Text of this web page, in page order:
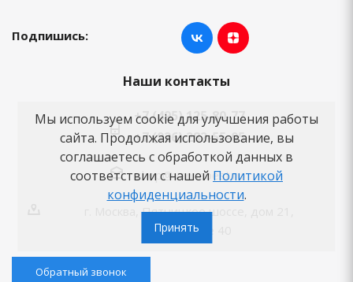
Подпишись:
Наши контакты
+7 (495) 125-80-77
+7 (926) 282-55-05
shop@vannabest.ru
г. Москва, Пятницкое шоссе, дом 21,
помещение 40
Обратный звонок
Мы используем cookie для улучшения работы
сайта. Продолжая использование, вы
соглашаетесь с обработкой данных в
соответствии с нашей Политикой
конфиденциальности.
Принять